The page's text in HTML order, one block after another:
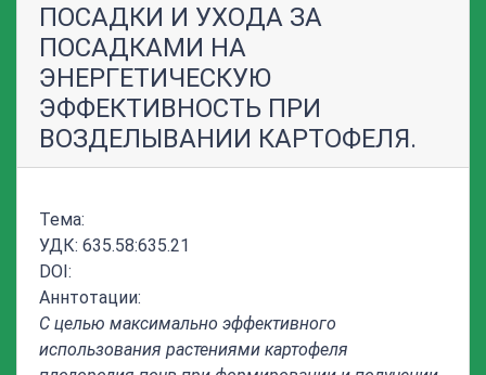
ПОСАДКИ И УХОДА ЗА
ПОСАДКАМИ НА
ЭНЕРГЕТИЧЕСКУЮ
ЭФФЕКТИВНОСТЬ ПРИ
ВОЗДЕЛЫВАНИИ КАРТОФЕЛЯ.
Тема:
УДК: 635.58:635.21
DOI:
Аннтотации:
С целью максимально эффективного
использования растениями картофеля